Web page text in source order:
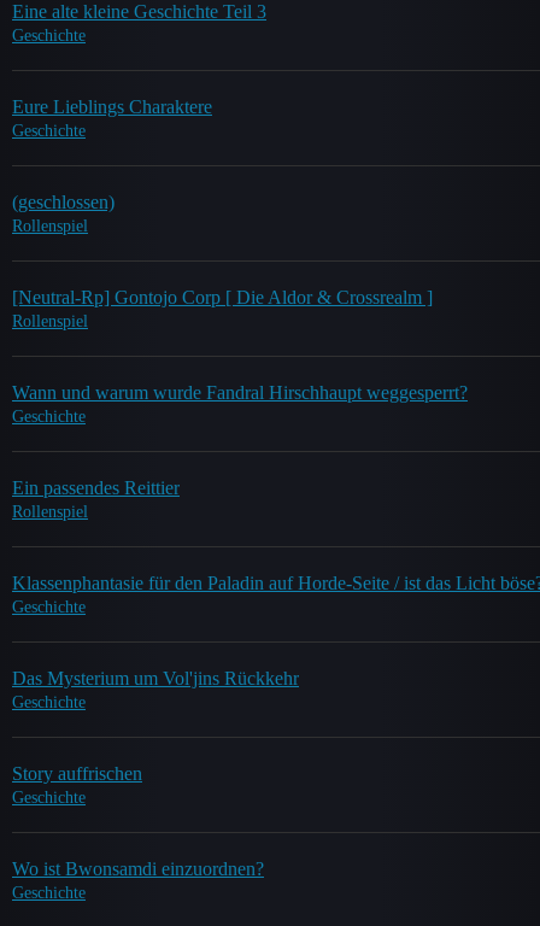
Eine alte kleine Geschichte Teil 3
Geschichte
Eure Lieblings Charaktere
Geschichte
(geschlossen)
Rollenspiel
[Neutral-Rp] Gontojo Corp [ Die Aldor & Crossrealm ]
Rollenspiel
Wann und warum wurde Fandral Hirschhaupt weggesperrt?
Geschichte
Ein passendes Reittier
Rollenspiel
Klassenphantasie für den Paladin auf Horde-Seite / ist das Licht
Geschichte
Das Mysterium um Vol'jins Rückkehr
Geschichte
Story auffrischen
Geschichte
Wo ist Bwonsamdi einzuordnen?
Geschichte